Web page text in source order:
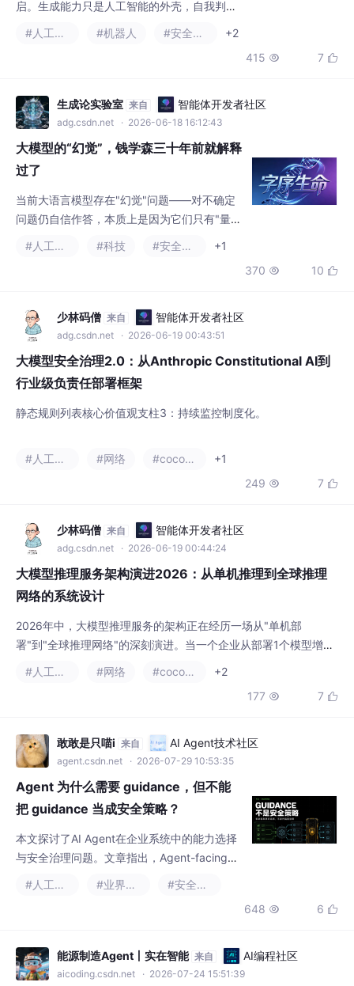
生成论实验室 来自 智能体开发者社区
adg.csdn.net · 2026-06-18 16:12:43
当前大语言模型存在"幻觉"问题——对不确定
问题仍自信作答，本质上是因为它们只有"量
智"（逻辑推理能力）而缺乏"性智"（整体判断
智与性智两部分。模型仅通过统计概率生成文
本，无法感知荒谬或判断确定性。解决路径不
是继续增强计算能力，而是构建"判断力引
判断能力，实现真正的智能跃升。
#人工智能 #科技 #安全架构
+1
370  10
少林码僧 来自 智能体开发者社区
adg.csdn.net · 2026-06-19 00:43:51
大模型安全治理2.0：从Anthropic Constitutional AI到
静态规则列表核心价值观支柱3：持续监控制度化。
#人工智能 #网络 #cocoapods
+1
adg.csdn.net · 2026-06-19 00:44:24
大模型推理服务架构演进2026：从单机推理到全球推理
2026年中，大模型推理服务的架构正在经历一场从"单机部
署"到"全球推理网络"的深刻演进。当一个企业从部署1个模型增长
到部署20个模型、推理请求从日均1万增长到日均100万时，推理
键指标。
#人工智能 #网络 #cocoapods
+2
敢敢是只喵i 来自 AI Agent技术社区
agent.csdn.net · 2026-07-29 10:53:35
本文探讨了AI Agent在企业系统中的能力选择
与安全治理问题。文章指出，Agent-facing接
口需要区分"能力引导"(guidance)和"安全策
略"两类信息：前者通过自然语言描述(如适用
场景、返回内容、示例参数等)帮助AI更准确地
选择和调用能力；后者则通过结构化声明(如权
限、风险等级、审批要求等)确保安全边界。作
全治理，并详细分析了guida
#人工智能 #业界资讯
#安全架构
648 
能源制造Agent丨实在智能 来自
aicoding.csdn.net · 2026-07-24 15:51:39
化的演进路径
摘要： 私有化部署工业大模型成为能源、制
造、政务等行业保障数据安全与合规的关键选